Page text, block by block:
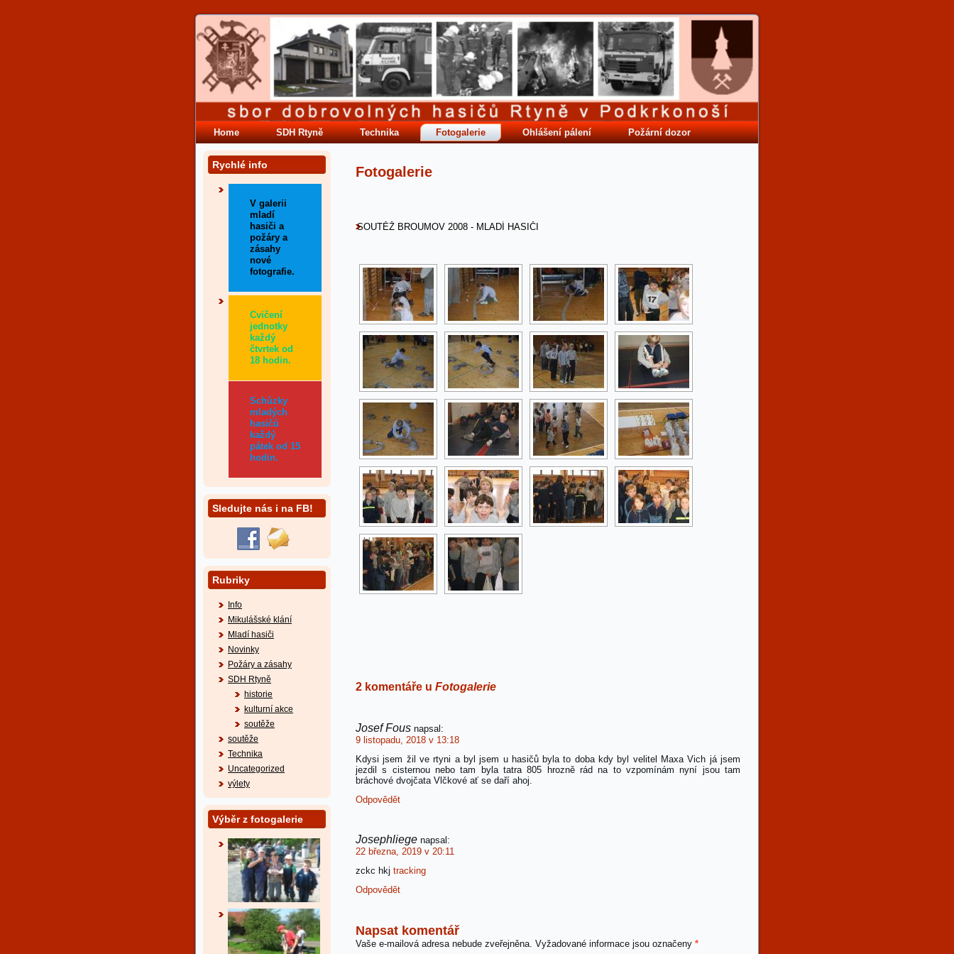
Home SDH Rtyně Technika Fotogalerie Ohlášení pálení Požární dozor
Rychlé info
V galerii
mladí
hasiči a
požáry a
zásahy
nové
fotografie.
Cvičení
jednotky
každý
čtvrtek od
18 hodin.
Schůzky
mladých
hasičů
každý
pátek od 15
hodin.
Sledujte nás i na FB!
Rubriky
Info
Mikulášské klání
Mladí hasiči
Novinky
Požáry a zásahy
SDH Rtyně
historie
kulturní akce
soutěže
soutěže
Technika
Uncategorized
výlety
Výběr z fotogalerie
Fotogalerie
SOUTĚŽ BROUMOV 2008 - MLADÍ HASIČI
2 komentáře u Fotogalerie
Josef Fous napsal:
9 listopadu, 2018 v 13:18
Kdysi jsem žil ve rtyni a byl jsem u hasičů byla to doba kdy byl velitel Maxa Vich já jsem
jezdil s cisternou nebo tam byla tatra 805 hrozně rád na to vzpomínám nyní jsou tam
bráchové dvojčata Vlčkové ať se daří ahoj.
Odpovědět
Josephliege napsal:
22 března, 2019 v 20:11
zckc hkj tracking
Odpovědět
Napsat komentář
Vaše e-mailová adresa nebude zveřejněna. Vyžadované informace jsou označeny *